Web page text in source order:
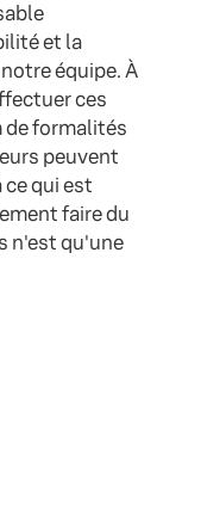
et la
équipe. À
ces
de formalités
peuvent
ce qui est
faire du
n'est qu'une